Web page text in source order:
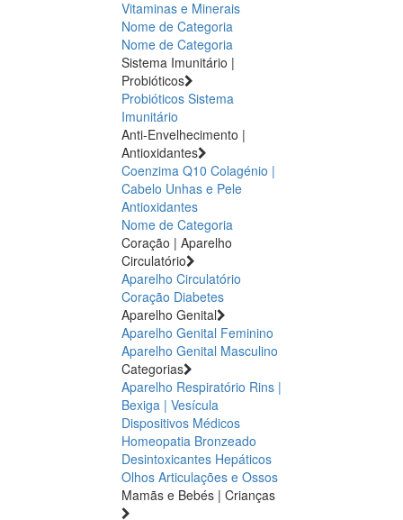
Vitaminas e Minerais
Nome de Categoria
Nome de Categoria
Sistema Imunitário |
Probióticos
Probióticos Sistema
Imunitário
Anti-Envelhecimento |
Antioxidantes
Coenzima Q10 Colagénio |
Cabelo Unhas e Pele
Antioxidantes
Nome de Categoria
Coração | Aparelho
Circulatório
Aparelho Circulatório
Coração Diabetes
Aparelho Genital
Aparelho Genital Feminino
Aparelho Genital Masculino
Categorias
Aparelho Respiratório Rins |
Bexiga | Vesícula
Dispositivos Médicos
Homeopatia Bronzeado
Desintoxicantes Hepáticos
Olhos Articulações e Ossos
Mamãs e Bebés | Crianças